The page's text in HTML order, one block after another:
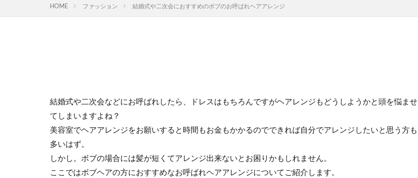
HOME ファッション 結婚式や二次会におすすめのボブのお呼ばれヘアアレンジ
結婚式や二次会などにお呼ばれしたら、ドレスはもちろんですがヘアレンジもどうしようかと頭を悩ませ
てしまいますよね？
美容室でヘアアレンジをお願いすると時間もお金もかかるのでできれば自分でアレンジしたいと思う方も
多いはず。
しかし。ボブの場合には髪が短くてアレンジ出来ないとお困りかもしれません。
ここではボブヘアの方におすすめなお呼ばれヘアアレンジについてご紹介します。